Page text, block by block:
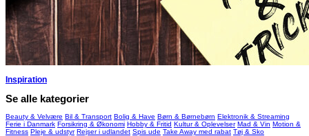
Inspiration
Se alle kategorier
Beauty & Velvære Bil & Transport Bolig & Have Børn & Børnebørn Elektronik & Streaming
Ferie i Danmark Forsikring & Økonomi Hobby & Fritid Kultur & Oplevelser Mad & Vin Motion &
Fitness Pleje & udstyr Rejser i udlandet Spis ude Take Away med rabat Tøj & Sko